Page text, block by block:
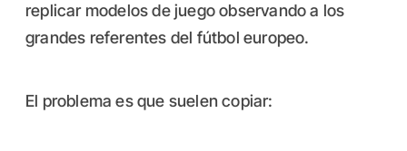
replicar modelos de juego observando a los
grandes referentes del fútbol europeo.
El problema es que suelen copiar: